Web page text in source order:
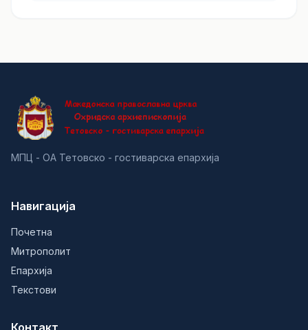
МПЦ - ОА Тетовско - гостиварска епархија
Навигација
Почетна
Митрополит
Епархија
Текстови
Контакт